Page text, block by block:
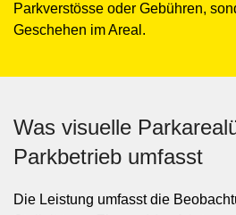
Parkverstösse oder Gebühren,
Geschehen im Areal.
Was visuelle
Parkbetrieb umfasst
Die Leistung umfasst die